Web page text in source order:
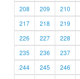
208
209 210
217
218 219
226
227 228
235
236 237
244
245 246